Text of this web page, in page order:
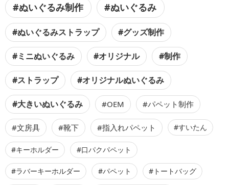
#ぬいぐるみ制作 #ぬいぐるみ
#ぬいぐるみストラップ #グッズ制作
#ミニぬいぐるみ #オリジナル #制作
#ストラップ #オリジナルぬいぐるみ
#大きいぬいぐるみ #OEM #パペット制作
#文房具 #靴下 #指入れパペット #すいたん
#キーホルダー #口パクパペット
#ラバーキーホルダー #パペット #トートバッグ